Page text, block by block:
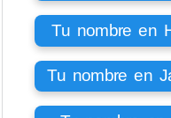
Tu nombre en
Tu nombre en